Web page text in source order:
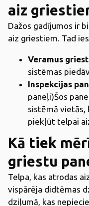
aiz
Dažos gadījumos ir
aiz griestiem. Tad
Veramus
sistēmas
Inspekcijas
paneļi)Šos
sistēmā vietās,
piekļūt telpai
Kā tiek
griestu
Telpa, kas atrodas
vispārēja didtēmas
dziļumā, kas